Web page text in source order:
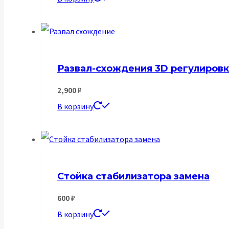
Развал-схождения 3D
2,900₽
В корзину
Стойка стабилизатора замена
600₽
В корзину